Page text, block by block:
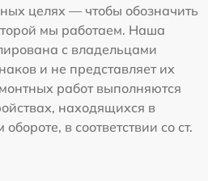
целях — чтобы обозначить
мы работаем. Наша
с владельцами
и не представляет их
работ выполняются
находящихся в
в соответствии со ст.